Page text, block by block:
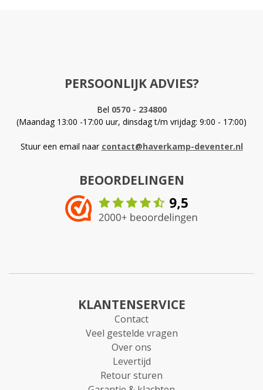
PERSOONLIJK ADVIES?
Bel 0570 - 234800
(Maandag 13:00 -17:00 uur, dinsdag t/m vrijdag: 9:00 - 17:00)
Stuur een email naar contact@haverkamp-deventer.nl
BEOORDELINGEN
KLANTENSERVICE
Contact
Veel gestelde vragen
Over ons
Levertijd
Retour sturen